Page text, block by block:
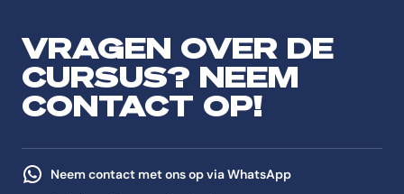
VRAGEN OVER DE
CURSUS? NEEM
CONTACT OP!
Neem contact met ons op via WhatsApp